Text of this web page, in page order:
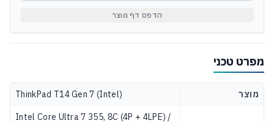
הדפס דף מוצר
מפרט טכני
מוצר ThinkPad T14 Gen 7 (Intel)
Intel Core Ultra 7 355, 8C (4P + 4LPE) /